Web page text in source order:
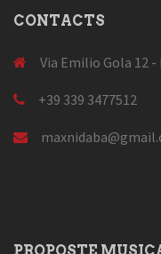
CONTACTS
Via Emilio Gola 12
+39 339 3477512
PROPOSTE